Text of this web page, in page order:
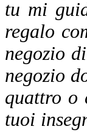
tu mi
regalo
negozio
negozio
quattro o
tuoi